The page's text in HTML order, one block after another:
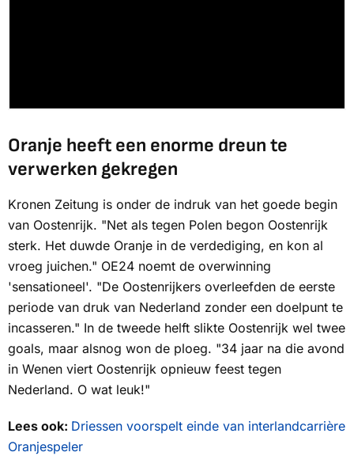
Oranje heeft een enorme dreun te
verwerken gekregen
Kronen Zeitung is onder de indruk van het goede begin
van Oostenrijk. "Net als tegen Polen begon Oostenrijk
sterk. Het duwde Oranje in de verdediging, en kon al
vroeg juichen." OE24 noemt de overwinning
'sensationeel'. "De Oostenrijkers overleefden de eerste
periode van druk van Nederland zonder een doelpunt te
incasseren." In de tweede helft slikte Oostenrijk wel twee
goals, maar alsnog won de ploeg. "34 jaar na die avond
in Wenen viert Oostenrijk opnieuw feest tegen
Nederland. O wat leuk!"
Lees ook: Driessen voorspelt einde van interlandcarrière
Oranjespeler